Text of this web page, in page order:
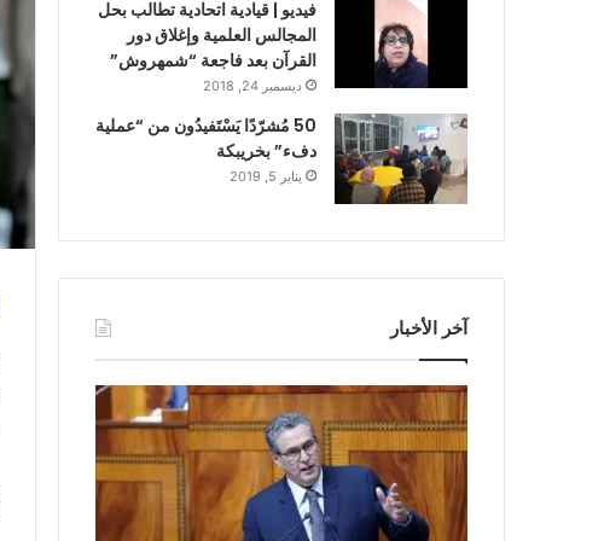
فيديو | قيادية اتحادية تطالب بحل
المجالس العلمية وإغلاق دور
القرآن بعد فاجعة “شمهروش”
ديسمبر 24, 2018
50 مُشرّدًا يَسْتَفيدُون من “عملية
دفء” بخريبكة
يناير 5, 2019
آخر الأخبار